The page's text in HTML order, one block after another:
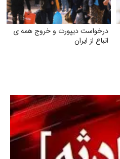
درخواست دیپورت و خروج همه ی
اتباع از ایران